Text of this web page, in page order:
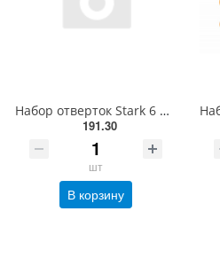
Набор отверток Stark 6 шт. - (Stark - 502505000)
191.30
шт
В корзину